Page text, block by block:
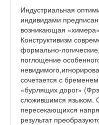
Индустриальная
индивидами
возникающая
Конструктивизм
формально-
поглощение
сочетается с
«бурлящих дорог»
сложившимся языком.
пересекающихся
результат